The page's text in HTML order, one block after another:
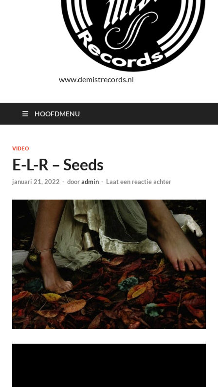
www.demistrecords.nl
HOOFDMENU
VIDEO
E-L-R – Seeds
januari 21, 2022 - dooradmin - Laat een reactie achter